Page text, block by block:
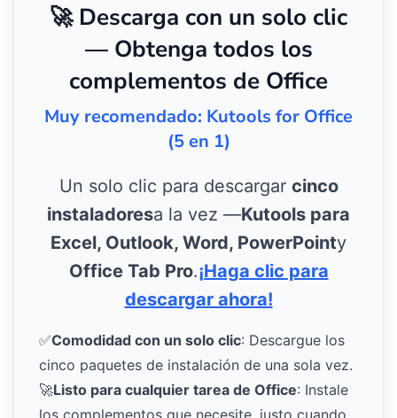
🚀 Descarga con un solo clic
— Obtenga todos los
complementos de Office
Muy recomendado: Kutools for Office
(5 en 1)
Un solo clic para descargar cinco
instaladoresa la vez —Kutools para
Excel, Outlook, Word, PowerPointy
Office Tab Pro.¡Haga clic para
descargar ahora!
✅Comodidad con un solo clic: Descargue los
cinco paquetes de instalación de una sola vez.
🚀Listo para cualquier tarea de Office: Instale
los complementos que necesite, justo cuando